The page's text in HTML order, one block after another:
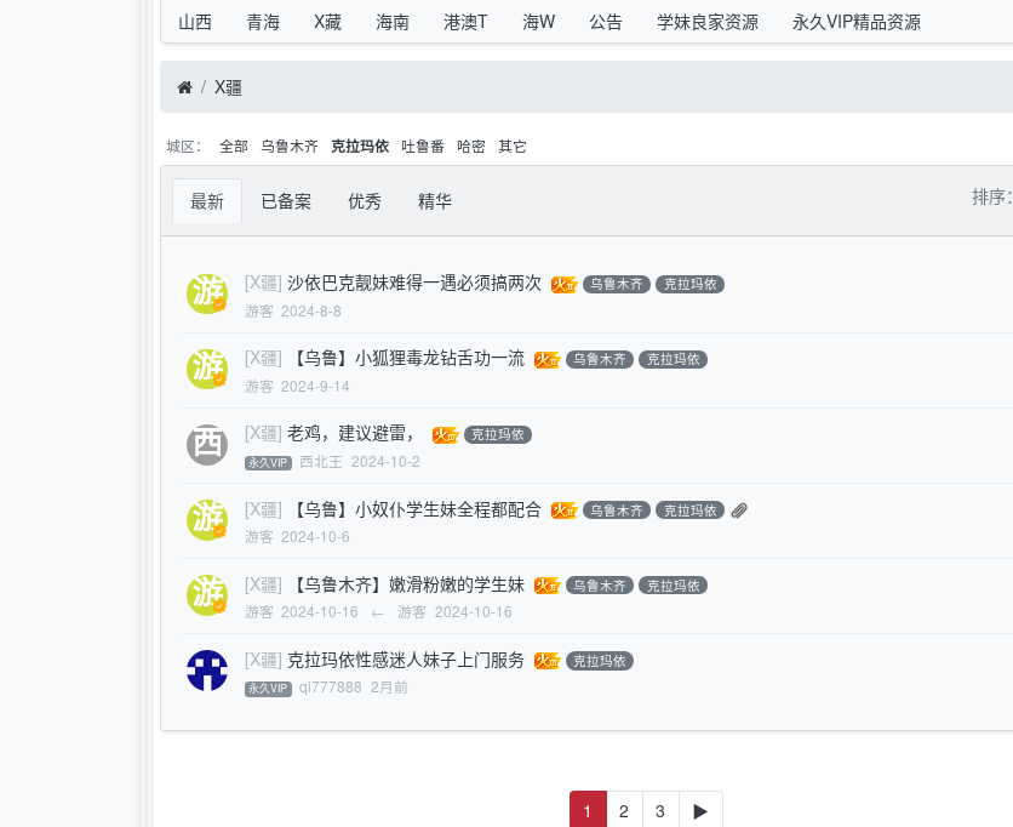
山西
青海 X藏 海南 港澳T 海W 公告 学妹良家资源 永久VIP精品资源
X疆
城区： 全部 乌鲁木齐 克拉玛依 吐鲁番 哈密 其它
最新 已备案 优秀 精华 排序：
[X疆] 沙依巴克靓妹难得一遇必须搞两次 乌鲁木齐 克拉玛依
游客 2024-8-8
[X疆] 【乌鲁】小狐狸毒龙钻舌功一流 乌鲁木齐 克拉玛依
游客 2024-9-14
[X疆] 老鸡，建议避雷， 克拉玛依
永久VIP 西北王 2024-10-2
[X疆] 【乌鲁】小奴仆学生妹全程都配合 乌鲁木齐 克拉玛依
游客 2024-10-6
[X疆] 【乌鲁木齐】嫩滑粉嫩的学生妹 乌鲁木齐 克拉玛依
游客 2024-10-16 ← 游客 2024-10-16
[X疆] 克拉玛依性感迷人妹子上门服务 克拉玛依
永久VIP qi777888 2月前
1 2 3 ▶